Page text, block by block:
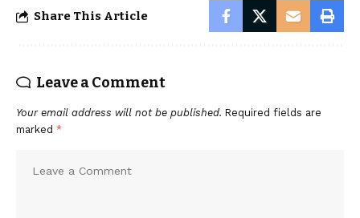
Share This Article
Leave a Comment
Your email address will not be published. Required fields are
marked *